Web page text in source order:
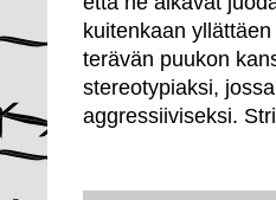
kuitenkaan
terävän puukon
stereotypiaksi,
aggressiiviseksi.